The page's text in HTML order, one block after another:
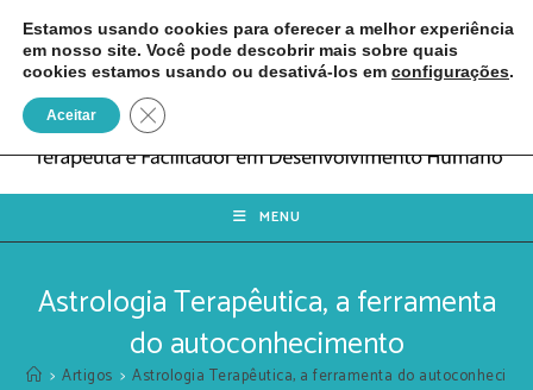
MENU
Astrologia Terapêutica, a ferramenta
do autoconhecimento
> Artigos > Astrologia Terapêutica, a ferramenta do
Estamos usando cookies para oferecer a melhor experiência
em nosso site. Você pode descobrir mais sobre quais
cookies estamos usando ou desativá-los em configurações.
Aceitar Close GDPR Cookie Banner